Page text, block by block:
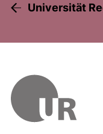
Universität